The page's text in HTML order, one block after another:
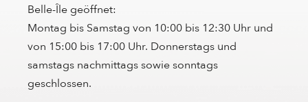
Belle-Île geöffnet:
Montag bis Samstag von 10:00 bis 12:30 Uhr und
von 15:00 bis 17:00 Uhr. Donnerstags und
samstags nachmittags sowie sonntags
geschlossen.